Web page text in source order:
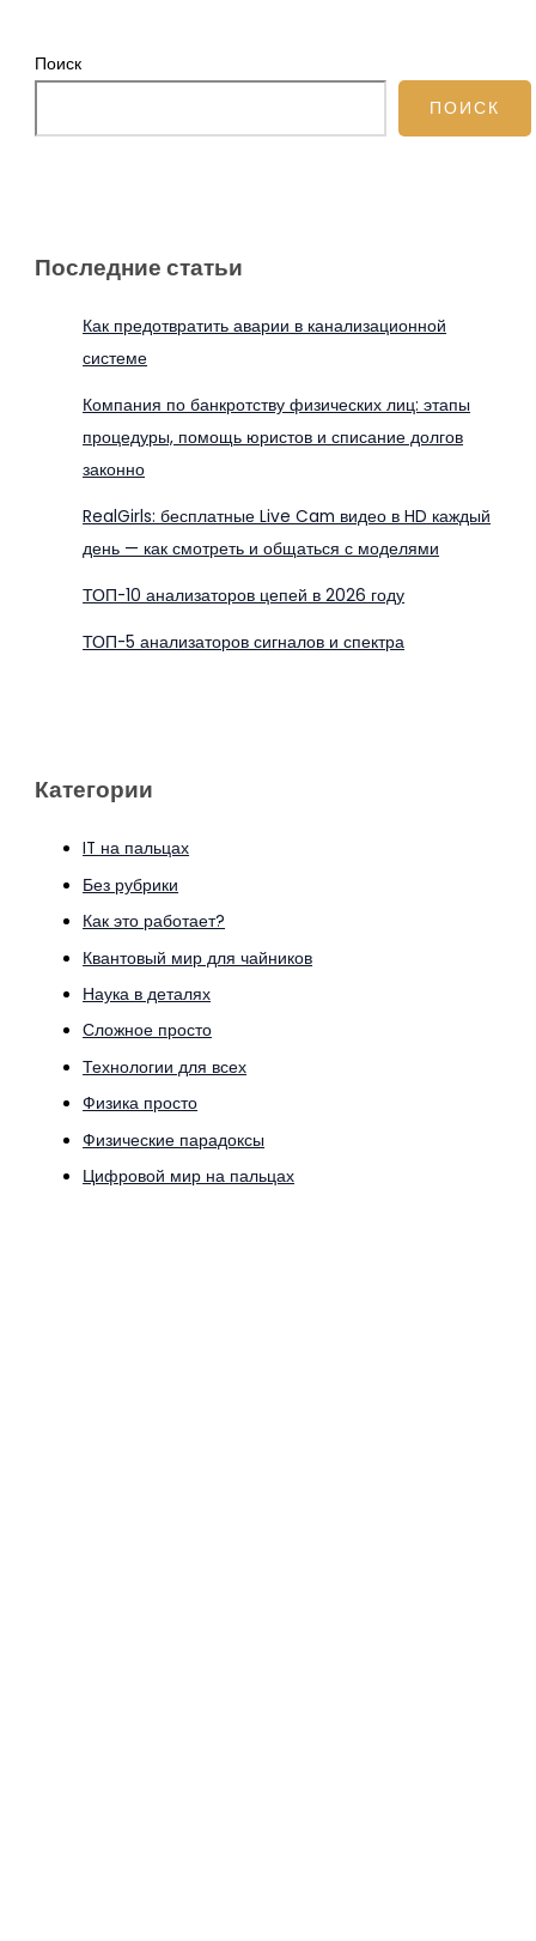
Поиск
ПОИСК
Последние статьи
Как предотвратить аварии в канализационной
системе
Компания по банкротству физических лиц: этапы
процедуры, помощь юристов и списание долгов
законно
RealGirls: бесплатные Live Cam видео в HD каждый
день — как смотреть и общаться с моделями
ТОП-10 анализаторов цепей в 2026 году
ТОП-5 анализаторов сигналов и спектра
Категории
IT на пальцах
Без рубрики
Как это работает?
Квантовый мир для чайников
Наука в деталях
Сложное просто
Технологии для всех
Физика просто
Физические парадоксы
Цифровой мир на пальцах